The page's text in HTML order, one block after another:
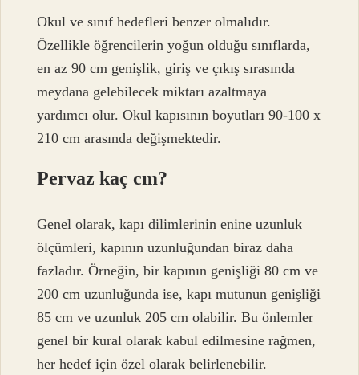
Okul ve sınıf hedefleri benzer olmalıdır.
Özellikle öğrencilerin yoğun olduğu sınıflarda,
en az 90 cm genişlik, giriş ve çıkış sırasında
meydana gelebilecek miktarı azaltmaya
yardımcı olur. Okul kapısının boyutları 90-100 x
210 cm arasında değişmektedir.
Pervaz kaç cm?
Genel olarak, kapı dilimlerinin enine uzunluk
ölçümleri, kapının uzunluğundan biraz daha
fazladır. Örneğin, bir kapının genişliği 80 cm ve
200 cm uzunluğunda ise, kapı mutunun genişliği
85 cm ve uzunluk 205 cm olabilir. Bu önlemler
genel bir kural olarak kabul edilmesine rağmen,
her hedef için özel olarak belirlenebilir.